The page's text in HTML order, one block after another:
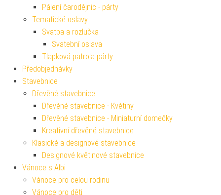
Pálení čarodějnic - párty
Tematické oslavy
Svatba a rozlučka
Svatební oslava
Tlapková patrola párty
Předobjednávky
Stavebnice
Dřevěné stavebnice
Dřevěné stavebnice - Květiny
Dřevěné stavebnice - Miniaturní domečky
Kreativní dřevěné stavebnice
Klasické a designové stavebnice
Designové květinové stavebnice
Vánoce s Albi
Vánoce pro celou rodinu
Vánoce pro děti